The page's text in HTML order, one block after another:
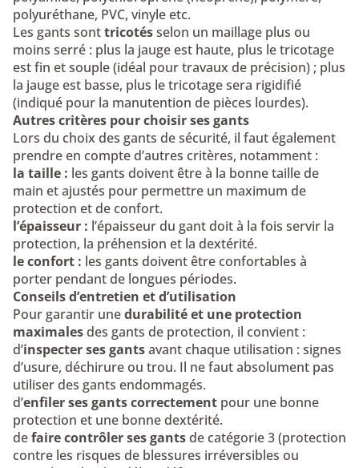
polyuréthane, PVC, vinyle etc.
Les gants sonttricotésselon un maillage plus ou
moins serré : plus la jauge est haute, plus le tricotage
est fin et souple (idéal pour travaux de précision) ; plus
la jauge est basse, plus le tricotage sera rigidifié
(indiqué pour la manutention de pièces lourdes).
Autres critères pour choisir ses gants
Lors du choix des gants de sécurité, il faut également
prendre en compte d’autres critères, notamment :
la taille : les gants doivent être à la bonne taille de
main et ajustés pour permettre un maximum de
protection et de confort.
l’épaisseur : l’épaisseur du gant doit à la fois servir la
protection, la préhension et la dextérité.
le confort : les gants doivent être confortables à
porter pendant de longues périodes.
Conseils d’entretien et d’utilisation
Pour garantir unedurabilité et une protection
maximalesdes gants de protection, il convient :
d’inspecter ses gantsavant chaque utilisation : signes
d’usure, déchirure ou trou. Il ne faut absolument pas
utiliser des gants endommagés.
d’enfiler ses gants correctement pour une bonne
protection et une bonne dextérité.
defaire contrôler ses gantsde catégorie 3 (protection
contre les risques de blessures irréversibles ou